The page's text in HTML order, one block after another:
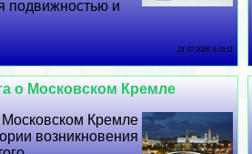
подвижностью и
21 07 2026 5:18:11
о Московском Кремле
Кремле
возникновения